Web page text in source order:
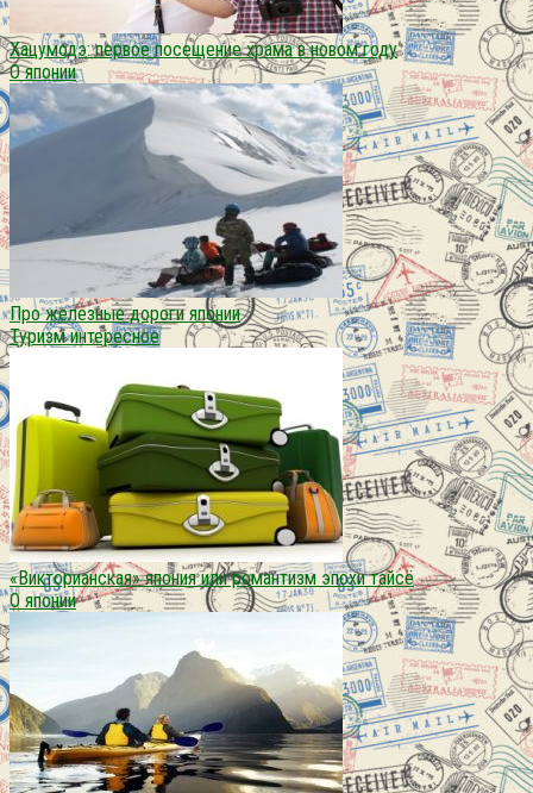
Хацумодэ: первое посещение храма в новом году
О японии
Про железные дороги японии
Туризм интересное
«Викторианская» япония или романтизм эпохи тайсё
О японии